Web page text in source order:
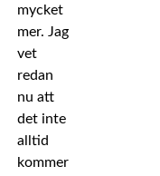
mycket
mer. Jag
vet
redan
nu att
det inte
alltid
kommer